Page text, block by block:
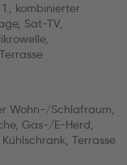
kombinierter
Sat-TV,
Wohn-/Schlafraum,
Gas-/E-Herd,
Terrasse